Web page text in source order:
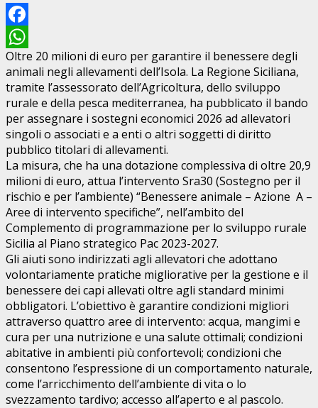
Facebook
WhatsApp
Oltre 20 milioni di euro per garantire il benessere degli
animali negli allevamenti dell’Isola. La Regione Siciliana,
tramite l’assessorato dell’Agricoltura, dello sviluppo
rurale e della pesca mediterranea, ha pubblicato il bando
per assegnare i sostegni economici 2026 ad allevatori
singoli o associati e a enti o altri soggetti di diritto
pubblico titolari di allevamenti.
La misura, che ha una dotazione complessiva di oltre 20,9
milioni di euro, attua l’intervento Sra30 (Sostegno per il
rischio e per l’ambiente) “Benessere animale – Azione A –
Aree di intervento specifiche”, nell’ambito del
Complemento di programmazione per lo sviluppo rurale
Sicilia al Piano strategico Pac 2023-2027.
Gli aiuti sono indirizzati agli allevatori che adottano
volontariamente pratiche migliorative per la gestione e il
benessere dei capi allevati oltre agli standard minimi
obbligatori. L’obiettivo è garantire condizioni migliori
attraverso quattro aree di intervento: acqua, mangimi e
cura per una nutrizione e una salute ottimali; condizioni
abitative in ambienti più confortevoli; condizioni che
consentono l’espressione di un comportamento naturale,
come l’arricchimento dell’ambiente di vita o lo
svezzamento tardivo; accesso all’aperto e al pascolo.